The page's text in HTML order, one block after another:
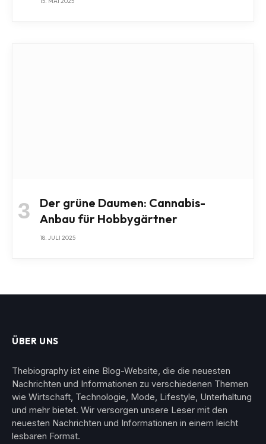
Der grüne Daumen: Cannabis-
Anbau für Hobbygärtner
18. JULI 2025
ÜBER UNS
Thebiography ist eine Blog-Website, die die neuesten
Nachrichten und Informationen zu verschiedenen Themen
wie Wirtschaft, Technologie, Mode, Lifestyle, Unterhaltung
und mehr bietet. Wir versorgen unsere Leser mit den
neuesten Nachrichten und Informationen in einem leicht
lesbaren Format.